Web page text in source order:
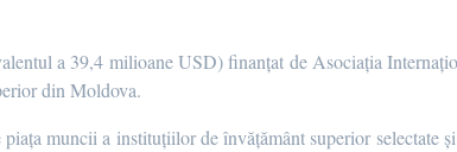
a 39,4 milioane USD) finanțat de Asociația
din Moldova.
muncii a instituțiilor de învățământ superior selectate